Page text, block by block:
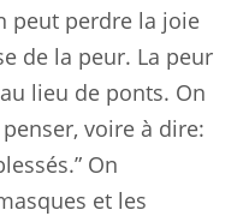
peut perdre la joie
de la peur. La peur
lieu de ponts. On
voire à dire:
On
et les